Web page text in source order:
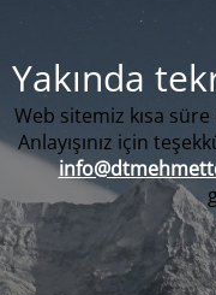
Yakında
Web sitemiz kısa
Anlayışınız için